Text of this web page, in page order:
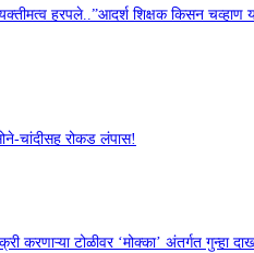
हरपले..”आदर्श शिक्षक किसन चव्हाण
चांदीसह रोकड लंपास!
करणाऱ्या टोळीवर ‘मोक्का’ अंतर्गत गुन्हा